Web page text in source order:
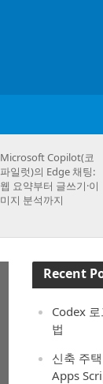
Microsoft Copilot(코
파일럿)의 Edge 채팅:
웹 요약부터 글쓰기·이
미지 분석까지
Recent
Codex
법
신축 주
Apps